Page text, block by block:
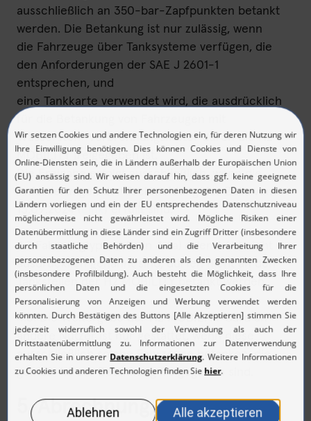
ausschließlich an 350-bar-Zapfpunkten betankt
werden. Die Betankung ist nur zulässig, wenn
die Fahrzeuge über Tanksysteme verfügen, die
den Anforderungen der SAE J 2601-1
entsprechen, und
eine Tankkarte verwendet wird, die ausdrücklich
für die Betankung von Fahrzeugen mit
Wasserstoff-Verbrennungsmotor durch die H2
MOBILITY freigegeben ist.
Die Freigabe erfolgt ausschließlich, wenn die
Anforderungen der Fachmeldung des Zolls vom
13.09.2024 (Li nk) erfüllt sind.
4.7 Fahrzeugtypen, die in 4.6a) oder 4.6b) nicht
ausdrücklich genannt sind, dürfen nicht an den
Tankstellen der H2 MOBILITY betankt werden.
4.8. Die Weitergabe der H2 MOBILITY Card an
andere Nutzer ist nur gestattet, wenn diese
ausschließlich solche Fahrzeuge betanken, die
gemäß 4.6 zur Betankung freigegeben sind.
5. Abrechnung,